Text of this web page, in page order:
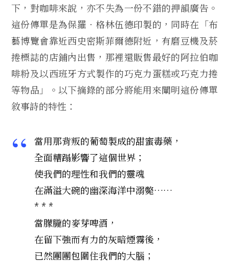
下，對咖啡來說，亦不失為一份不錯的押韻廣告。
這份傳單是為保羅‧格林伍德印製的，同時在「布
藝博覽會靠近西史密斯菲爾德附近，有磨豆機及菸
捲標誌的店鋪內出售，那裡還販售最好的阿拉伯咖
啡粉及以西班牙方式製作的巧克力蛋糕或巧克力捲
等物品」。以下摘錄的部分將能用來闡明這份傳單
敘事詩的特性：
當用那背叛的葡萄製成的甜蜜毒藥，
全面糟蹋影響了這個世界；
使我們的理性和我們的靈魂
在滿溢大碗的幽深海洋中溺斃……
* * *
當朦朧的麥芽啤酒，
在留下強而有力的灰暗煙霧後，
已然團團包圍住我們的大腦；